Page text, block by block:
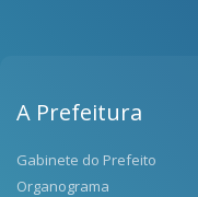
A Prefeitura
Gabinete do Prefeito
Organograma